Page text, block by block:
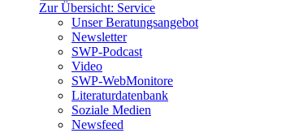
Zur Übersicht: Service
Unser Beratungsangebot
Newsletter
SWP-Podcast
Video
SWP-WebMonitore
Literaturdatenbank
Soziale Medien
Newsfeed